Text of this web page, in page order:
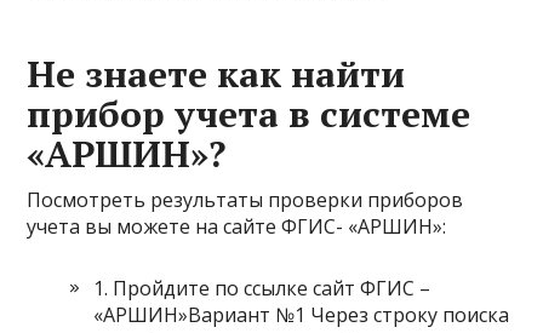
Не знаете как найти
прибор учета в системе
«АРШИН»?
Посмотреть результаты проверки приборов
учета вы можете на сайте ФГИС- «АРШИН»:
1. Пройдите по ссылке cайт ФГИС –
«АРШИН»Вариант №1 Через строку поиска